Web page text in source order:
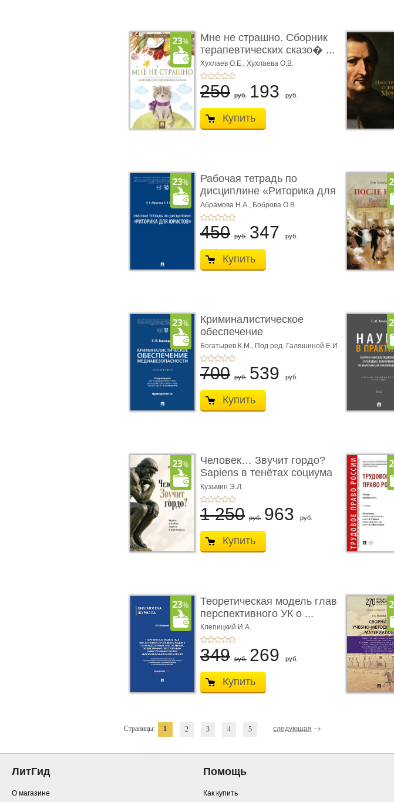
Мне не страшно. Сборник
терапевтических сказо� ...
Хухлаев О.Е., Хухлаева О.В.
250 руб. 193 руб.
Купить
Рабочая тетрадь по
дисциплине «Риторика для
ю� ...
Абрамова Н.А., Боброва О.В.
450 руб. 347 руб.
Купить
Криминалистическое
обеспечение
медиабезопас� ...
Богатырев К.М., Под ред. Галяшиной Е.И.
700 руб. 539 руб.
Купить
Человек… Звучит гордо?
Sapiens в тенётах социума
� ...
Кузьмин Э.Л.
1 250 руб. 963 руб.
Купить
Теоретическая модель глав
перспективного УК о ...
Клепицкий И.А.
349 руб. 269 руб.
Купить
Страницы: 1 2 3 4 5 следующая
ЛитГид
О магазине
Помощь
Как купить